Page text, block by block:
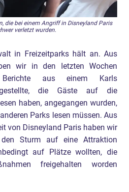
die bei einem Angriff in Disneyland Paris
verletzt wurden.
in Freizeitparks hält an. Aus
wir in den letzten Wochen
Berichte aus einem Karls
die Gäste auf die
haben, angegangen wurden,
Parks lesen müssen. Aus
von Disneyland Paris haben wir
Sturm auf eine Attraktion
auf Plätze wollten, die
freigehalten worden